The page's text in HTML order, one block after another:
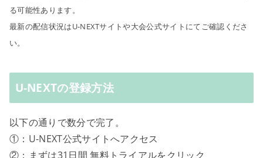
る可能性あります。
最新の配信状況はU-NEXTサイトや大会公式サイトにてご確認くださ
い。
U-NEXTの登録方法
以下の通りで数分で完了。
①：U-NEXT公式サイトへアクセス
②：まずは31日間 無料トライアルをクリック